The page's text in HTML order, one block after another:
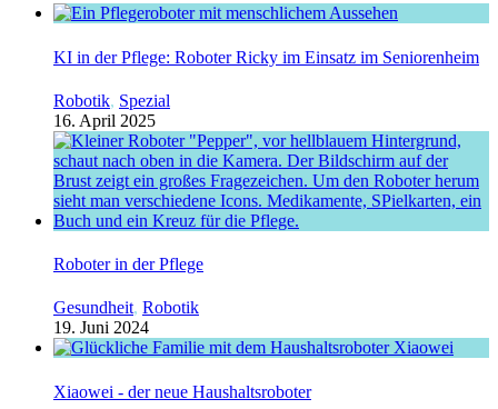
KI in der Pflege: Roboter Ricky im Einsatz im Seniorenheim
Robotik, Spezial
16. April 2025
Roboter in der Pflege
Gesundheit, Robotik
19. Juni 2024
Xiaowei - der neue Haushaltsroboter